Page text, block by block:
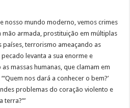
nosso mundo moderno, vemos crimes
armada, prostituição em múltiplas
terrorismo ameaçando as
levanta a sua enorme e
massas humanas, que clamam em
nos dará a conhecer o bem?’
problemas do coração violento e
terra?”’